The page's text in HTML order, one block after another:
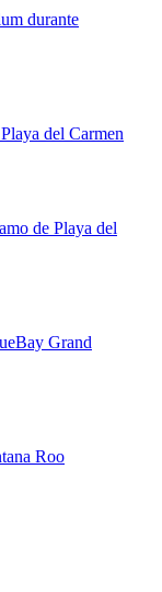
durante
del Carmen
de Playa del
Grand
Roo